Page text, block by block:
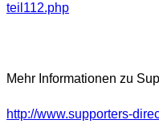
teil112.php
Mehr Informationen zu
http://www.supporters-